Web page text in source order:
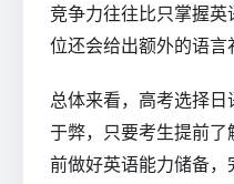
竞争力往往比只掌握
位还会给出额外的语言
总体来看，高考选择
于弊，只要考生提前
前做好英语能力储备